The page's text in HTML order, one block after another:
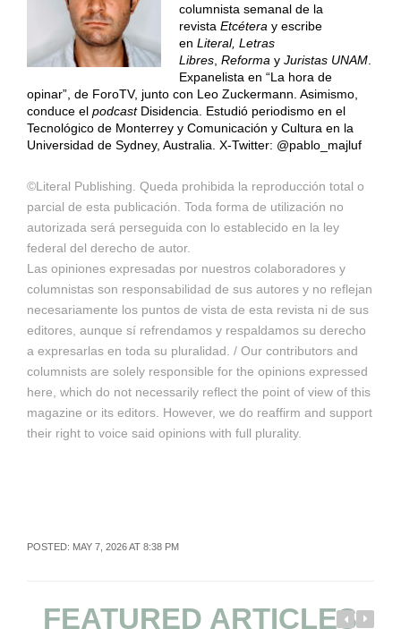
columnista semanal de la
revista Etcétera y escribe
en Literal, Letras
Libres, Reforma y Juristas UNAM.
Expanelista en “La hora de
opinar”, de ForoTV, junto con Leo Zuckermann. Asimismo,
conduce el podcastDisidencia. Estudió periodismo en el
Tecnológico de Monterrey y Comunicación y Cultura en la
Universidad de Sydney, Australia. X-Twitter: @pablo_majluf
©Literal Publishing. Queda prohibida la reproducción total o
parcial de esta publicación. Toda forma de utilización no
autorizada será perseguida con lo establecido en la ley
federal del derecho de autor.
Las opiniones expresadas por nuestros colaboradores y
columnistas son responsabilidad de sus autores y no reflejan
necesariamente los puntos de vista de esta revista ni de sus
editores, aunque sí refrendamos y respaldamos su derecho
a expresarlas en toda su pluralidad. / Our contributors and
columnists are solely responsible for the opinions expressed
here, which do not necessarily reflect the point of view of this
magazine or its editors. However, we do reaffirm and support
their right to voice said opinions with full plurality.
POSTED: MAY 7, 2026 AT 8:38 PM
FEATURED ARTICLES